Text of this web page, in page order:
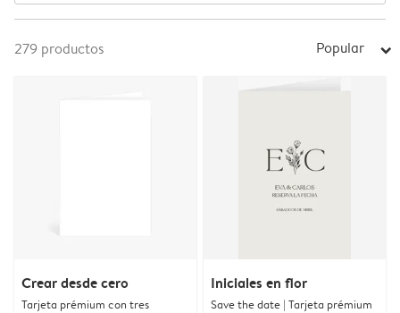
279 productos Popular arrow_right
Crear desde cero
Tarjeta prémium con tres
Iniciales en flor
Save the date | Tarjeta prémium